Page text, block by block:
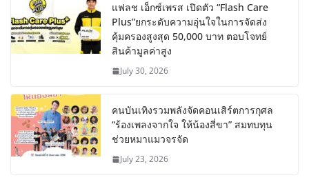
แฟลช เอ็กซ์เพรส เปิดตัว “Flash Care
Plus”ยกระดับความอุ่นใจในการจัดส่ง
คุ้มครองสูงสุด 50,000 บาท ตอบโจทย์
สินค้ามูลค่าสูง
July 30, 2026
คนบันเทิงรวมพลังจัดคอนเสิร์ตการกุศล
“ร้องเพลงจากใจ ให้น้องสี่ขา” สมทบทุน
ช่วยหมาแมวจรจัด
July 23, 2026